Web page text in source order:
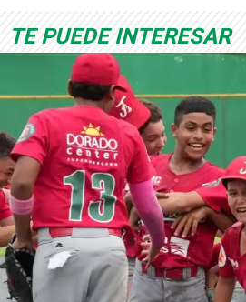
TE PUEDE INTERESAR